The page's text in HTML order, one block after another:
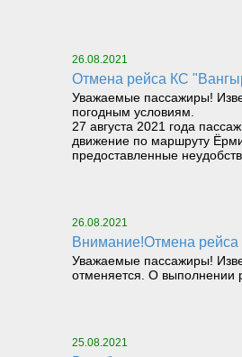
26.08.2021
Отмена рейса КС
Уважаемые пассажиры!
погодным условиям.
27 августа 2021 года
движение по маршруту
предоставленные
26.08.2021
Внимание!Отмена
Уважаемые пассажиры!
отменяется. О выполнении
25.08.2021